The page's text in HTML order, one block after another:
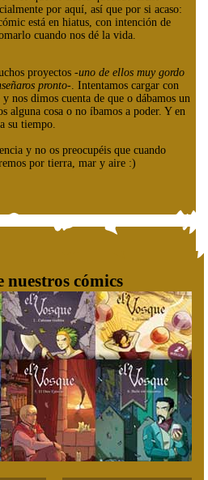
por aquí, así que por si acaso:
está en hiatus, con intención de
cuando nos dé la vida.
proyectos -uno de ellos muy gordo
pronto- . Intentamos cargar con
nos dimos cuenta de que o dábamos un
alguna cosa o no íbamos a poder. Y en
su tiempo.
y no os preocupéis que cuando
por tierra, mar y aire :)
nuestros cómics